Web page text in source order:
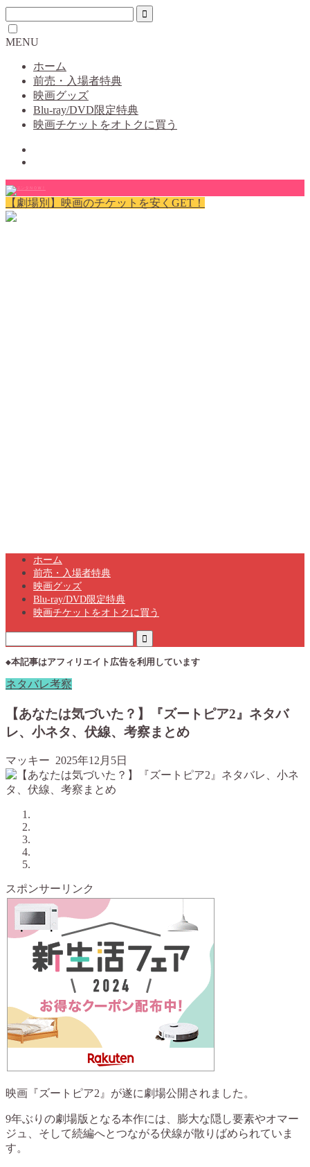
MENU
ホーム
前売・入場者特典
映画グッズ
Blu-ray/DVD限定特典
映画チケットをオトクに買う
【劇場別】映画のチケットを安くGET！
ホーム
前売・入場者特典
映画グッズ
Blu-ray/DVD限定特典
映画チケットをオトクに買う
◆本記事はアフィリエイト広告を利用しています
ネタバレ考察
【あなたは気づいた？】『ズートピア2』ネタバ
レ、小ネタ、伏線、考察まとめ
マッキー 2025年12月5日
スポンサーリンク
映画『ズートピア2』が遂に劇場公開されました。
9年ぶりの劇場版となる本作には、膨大な隠し要素やオマー
ジュ、そして続編へとつながる伏線が散りばめられていま
す。